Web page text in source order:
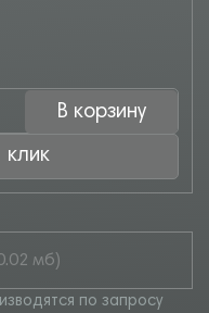
В корзину
Заказать в 1 клик
мб)
по запросу